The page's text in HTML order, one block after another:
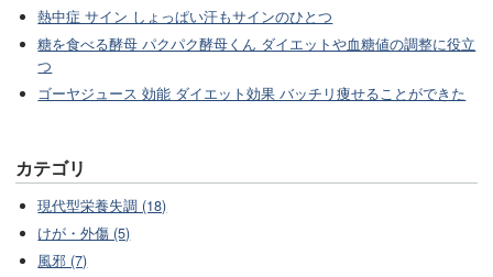
熱中症 サイン しょっぱい汗もサインのひとつ
糖を食べる酵母 パクパク酵母くん ダイエットや血糖値の調整に役立
つ
ゴーヤジュース 効能 ダイエット効果 バッチリ痩せることができた
カテゴリ
現代型栄養失調 (18)
けが・外傷 (5)
風邪 (7)